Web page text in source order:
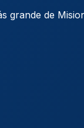
grande de